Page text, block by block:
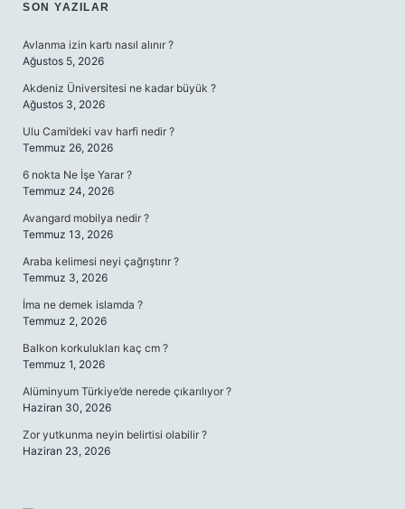
SIDEBAR
SON YAZILAR
Avlanma izin kartı nasıl alınır ?
Ağustos 5, 2026
Akdeniz Üniversitesi ne kadar büyük ?
Ağustos 3, 2026
Ulu Cami’deki vav harfi nedir ?
Temmuz 26, 2026
6 nokta Ne İşe Yarar ?
Temmuz 24, 2026
Avangard mobilya nedir ?
Temmuz 13, 2026
Araba kelimesi neyi çağrıştırır ?
Temmuz 3, 2026
İma ne demek islamda ?
Temmuz 2, 2026
Balkon korkulukları kaç cm ?
Temmuz 1, 2026
Alüminyum Türkiye’de nerede çıkarılıyor ?
Haziran 30, 2026
Zor yutkunma neyin belirtisi olabilir ?
Haziran 23, 2026